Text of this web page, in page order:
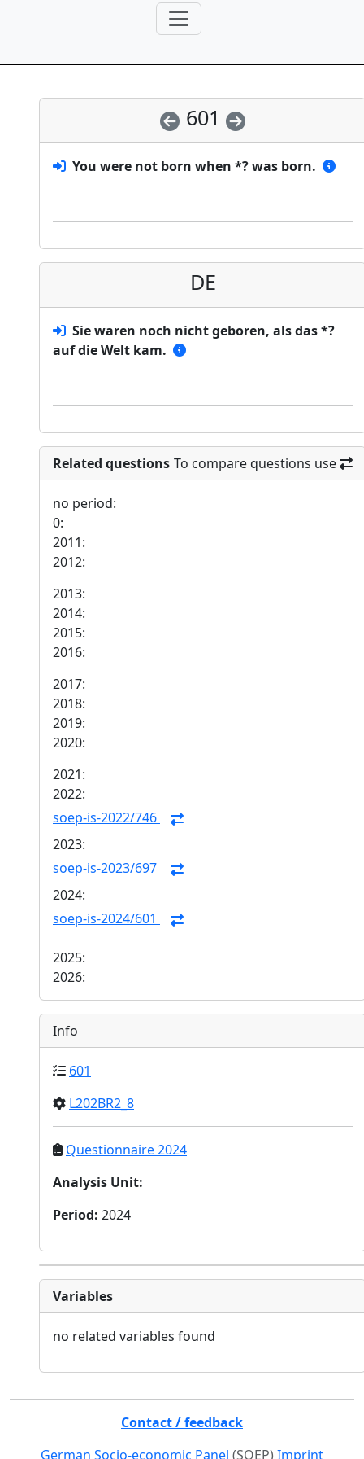
601
You were not born when *? was born.
DE
Sie waren noch nicht geboren, als das *?
auf die Welt kam.
Related questions To compare questions use
no period:
0:
2011:
2012:
2013:
2014:
2015:
2016:
2017:
2018:
2019:
2020:
2021:
2022:
soep-is-2022/746
2023:
soep-is-2023/697
2024:
soep-is-2024/601
2025:
2026:
Info
601
L202BR2_8
Questionnaire 2024
Analysis Unit:
Period: 2024
Variables
no related variables found
Contact / feedback
German Socio-economic Panel (SOEP) Imprint